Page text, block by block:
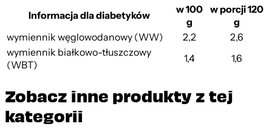
Informacja dla diabetyków
w 100
g
w porcji 120
g
wymiennik węglowodanowy (WW)
2,2
2,6
wymiennik białkowo-tłuszczowy
(WBT)
1,4 1,6
Zobacz inne produkty z tej
kategorii